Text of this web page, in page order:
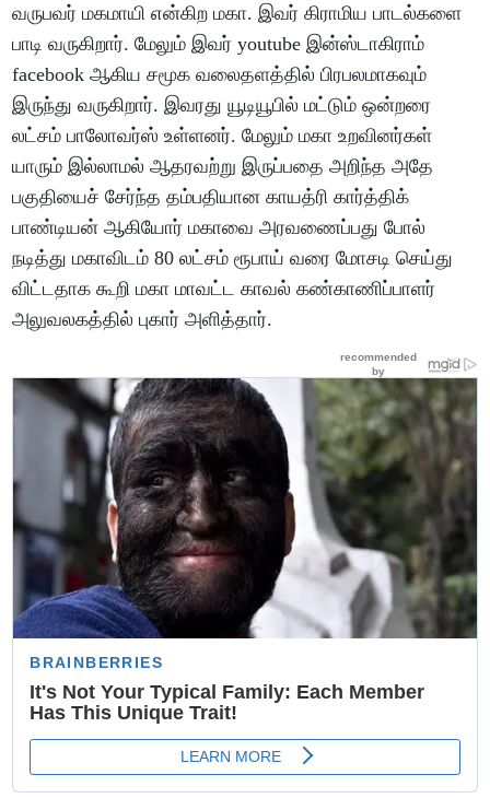
வருபவர் மகமாயி என்கிற மகா. இவர் கிராமிய பாடல்களை
பாடி வருகிறார். மேலும் இவர் youtube இன்ஸ்டாகிராம்
facebook ஆகிய சமூக வலைதளத்தில் பிரபலமாகவும்
இருந்து வருகிறார். இவரது யூடியூபில் மட்டும் ஒன்றரை
லட்சம் பாலோவர்ஸ் உள்ளனர். மேலும் மகா உறவினர்கள்
யாரும் இல்லாமல் ஆதரவற்று இருப்பதை அறிந்த அதே
பகுதியைச் சேர்ந்த தம்பதியான காயத்ரி கார்த்திக்
பாண்டியன் ஆகியோர் மகாவை அரவணைப்பது போல்
நடித்து மகாவிடம் 80 லட்சம் ரூபாய் வரை மோசடி செய்து
விட்டதாக கூறி மகா மாவட்ட காவல் கண்காணிப்பாளர்
அலுவலகத்தில் புகார் அளித்தார்.